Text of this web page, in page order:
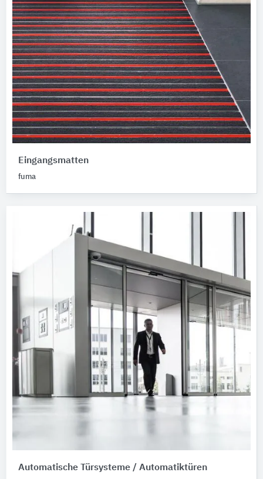
Eingangsmatten
fuma
Automatische Türsysteme / Automatiktüren